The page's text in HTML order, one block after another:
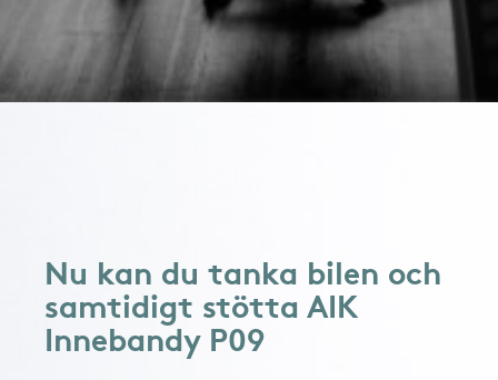
Nu kan du tanka bilen och
samtidigt stötta AIK
Innebandy P09